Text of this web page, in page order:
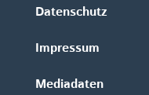
Datenschutz
Impressum
Mediadaten